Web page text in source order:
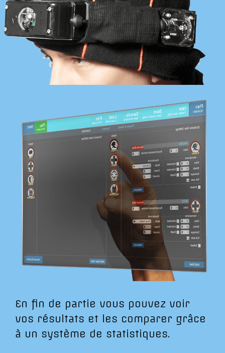
En fin de partie vous pouvez voir
vos résultats et les comparer grâce
à un système de statistiques.